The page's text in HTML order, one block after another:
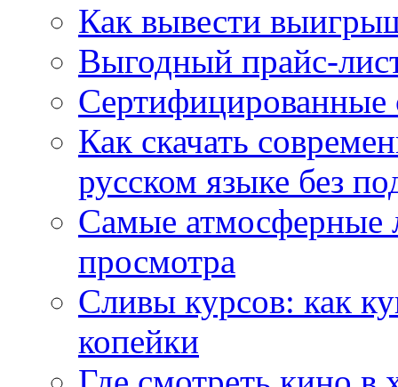
Как вывести
Выгодный прайс-
Как скачать
русском языке без
Самые атмосферные
просмотра
Сливы курсов: как
копейки